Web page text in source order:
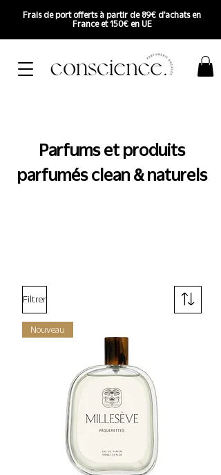
Frais de port offerts à partir de 89€ d'achats en
France et 150€ en UE
Parfums et produits
parfumés clean & naturels
Filtrer
Nouveau